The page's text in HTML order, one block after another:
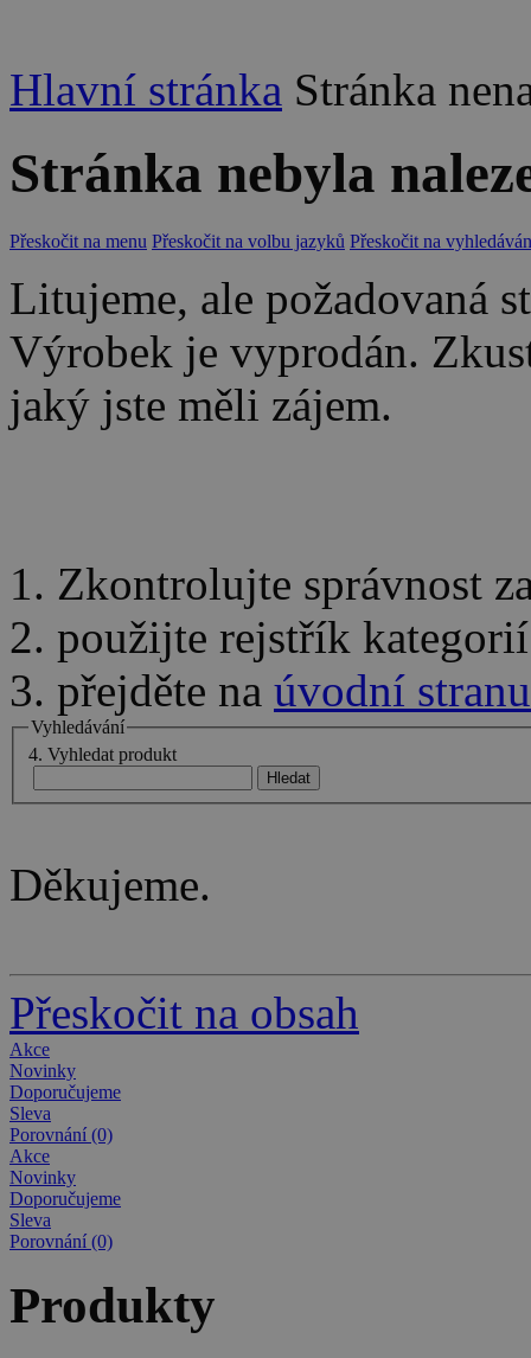
Hlavní stránka Stránka
Stránka nebyla
Přeskočit na menu Přeskočit na volbu jazyků Přeskočit na
Litujeme, ale požadovaná
Výrobek je vyprodán.
jaký jste měli zájem.
1. Zkontrolujte správnost
2. použijte rejstřík
3. přejděte na úvodní stranu
4. Vyhledat produkt
Vyhledávání
Děkujeme.
Přeskočit na obsah
Akce
Novinky
Doporučujeme
Sleva
Porovnání (0)
Akce
Novinky
Doporučujeme
Sleva
Porovnání (0)
Produkty